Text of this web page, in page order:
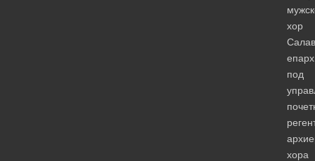
хор
под
хора